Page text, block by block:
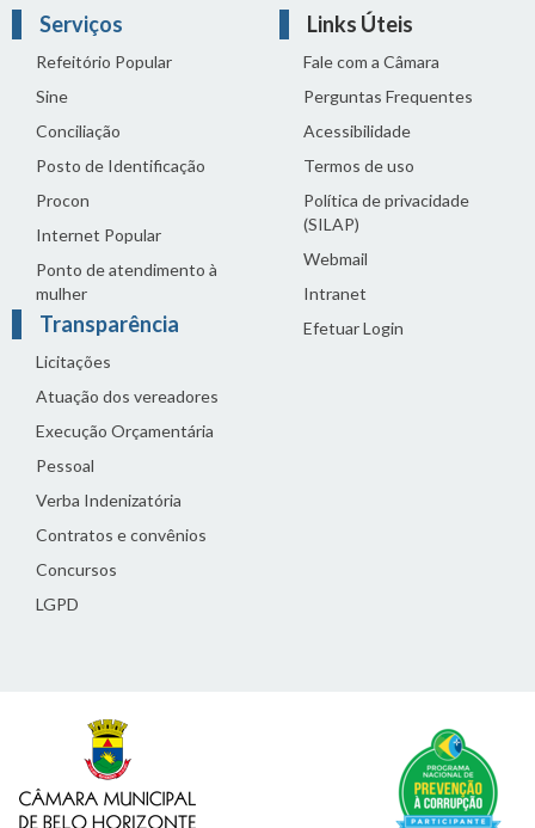
Serviços
Refeitório Popular
Sine
Conciliação
Posto de Identificação
Procon
Internet Popular
Ponto de atendimento à
mulher
Transparência
Licitações
Atuação dos vereadores
Execução Orçamentária
Pessoal
Verba Indenizatória
Contratos e convênios
Concursos
LGPD
Links Úteis
Fale com a Câmara
Perguntas Frequentes
Acessibilidade
Termos de uso
Política de privacidade
(SILAP)
Webmail
Intranet
Efetuar Login